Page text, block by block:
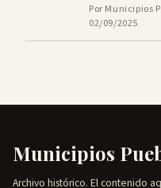
Por Municipios
02/09/2025
Municipios
Archivo histórico. El contenido